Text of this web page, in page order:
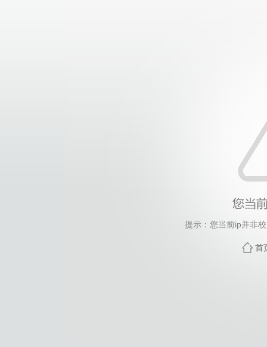
提示：您当前ip并非
首